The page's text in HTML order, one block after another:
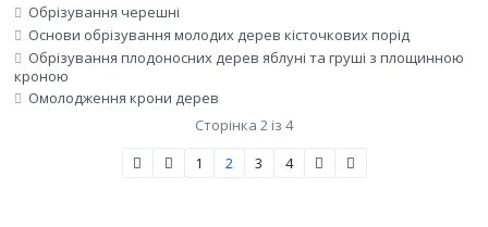
Обрізування черешні
Основи обрізування молодих дерев кісточкових порід
Обрізування плодоносних дерев яблуні та груші з площинною
кроною
Омолодження крони дерев
Сторінка 2 із 4
1
2 3 4